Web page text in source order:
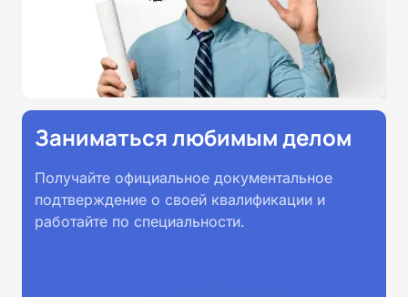
Заниматься любимым делом
Получайте официальное документальное
подтверждение о своей квалификации и
работайте по специальности.